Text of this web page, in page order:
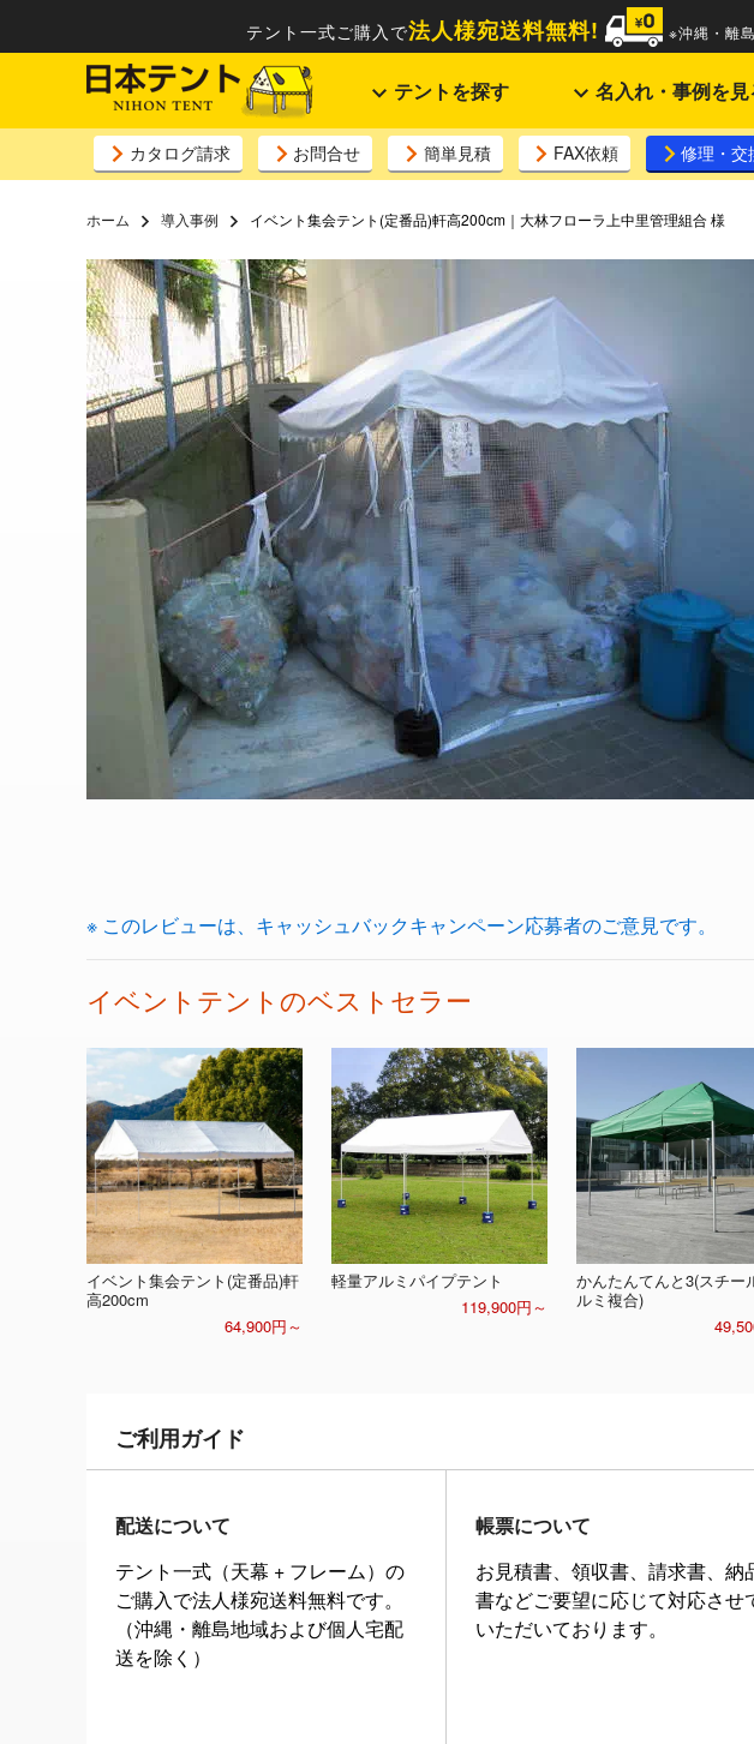
テント一式ご購入で法人様宛送料無料! ※沖縄・離
テントを探す 名入れ・事例を見
カタログ請求 お問合せ 簡単見積 FAX依頼 修理・交
ホーム 導入事例 イベント集会テント(定番品)軒高200cm｜大林フローラ上中里管理組合 様
※ このレビューは、キャッシュバックキャンペーン応募者のご意見です。
イベントテントのベストセラー
イベント集会テント(定番品)軒
高200cm
64,900円～
軽量アルミパイプテント
119,900円～
かんたんてんと3(スチー
ルミ複合)
ご利用ガイド
配送について
テント一式（天幕 + フレーム）の
ご購入で法人様宛送料無料です。
（沖縄・離島地域および個人宅配
送を除く）
帳票について
お見積書、領収書、請求書、納
書などご要望に応じて対応させ
いただいております。